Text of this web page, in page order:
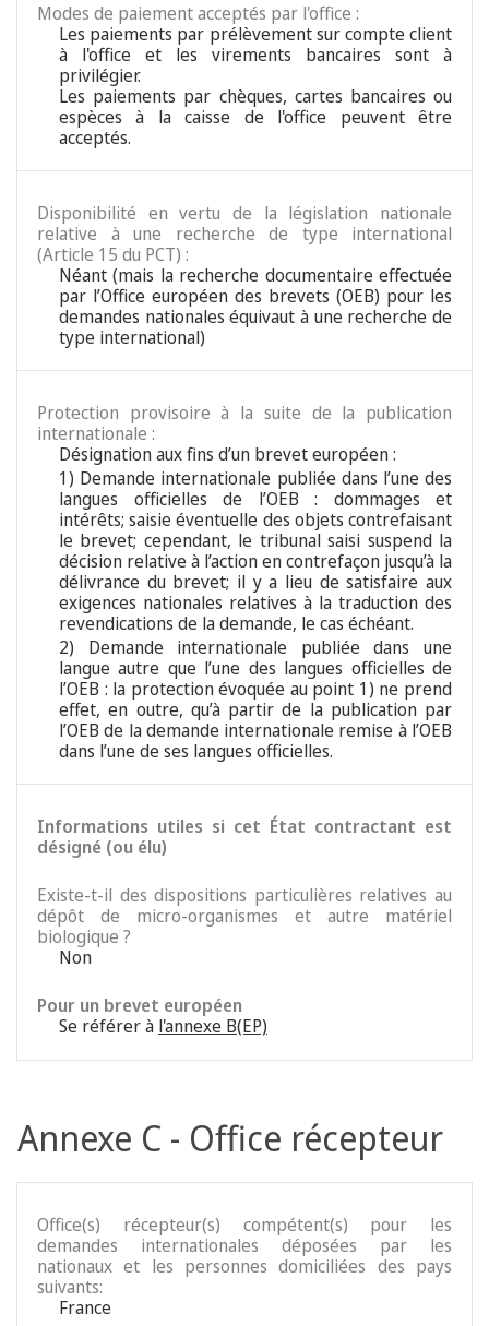
Modes de paiement acceptés par l'office :
Les paiements par prélèvement sur compte client
à l'office et les virements bancaires sont à
privilégier.
Les paiements par chèques, cartes bancaires ou
espèces à la caisse de l'office peuvent être
acceptés.
Disponibilité en vertu de la législation nationale
relative à une recherche de type international
(Article 15 du PCT) :
Néant (mais la recherche documentaire effectuée
par l’Office européen des brevets (OEB) pour les
demandes nationales équivaut à une recherche de
type international)
Protection provisoire à la suite de la publication
internationale :
Désignation aux fins d’un brevet européen :
1) Demande internationale publiée dans l’une des
langues officielles de l’OEB : dommages et
intérêts; saisie éventuelle des objets contrefaisant
le brevet; cependant, le tribunal saisi suspend la
décision relative à l’action en contrefaçon jusqu’à la
délivrance du brevet; il y a lieu de satisfaire aux
exigences nationales relatives à la traduction des
revendications de la demande, le cas échéant.
2) Demande internationale publiée dans une
langue autre que l’une des langues officielles de
l’OEB : la protection évoquée au point 1) ne prend
effet, en outre, qu’à partir de la publication par
l’OEB de la demande internationale remise à l’OEB
dans l’une de ses langues officielles.
Informations utiles si cet État contractant est
désigné (ou élu)
Existe-t-il des dispositions particulières relatives au
dépôt de micro-organismes et autre matériel
biologique ?
Non
Pour un brevet européen
Se référer à l'annexe B(EP)
Annexe C - Office récepteur
Office(s) récepteur(s) compétent(s) pour les
demandes internationales déposées par les
nationaux et les personnes domiciliées des pays
suivants:
France